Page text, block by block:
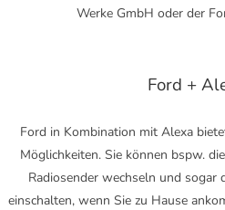
Werke GmbH oder der
Ford +
Ford in Kombination mit Alexa
Möglichkeiten. Sie können bspw.
Radiosender wechseln und sogar
einschalten, wenn Sie zu Hause